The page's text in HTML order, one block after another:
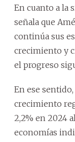
En cuanto a la
señala que
continúa sus
crecimiento y
el progreso
En ese sentido,
crecimiento
2,2% en 2024
economías